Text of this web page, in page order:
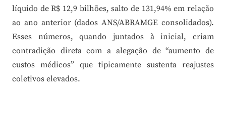
líquido de R$ 12,9 bilhões, salto de 131,94% em relação
ao ano anterior (dados ANS/ABRAMGE consolidados).
Esses números, quando juntados à inicial, criam
contradição direta com a alegação de “aumento de
custos médicos” que tipicamente sustenta reajustes
coletivos elevados.